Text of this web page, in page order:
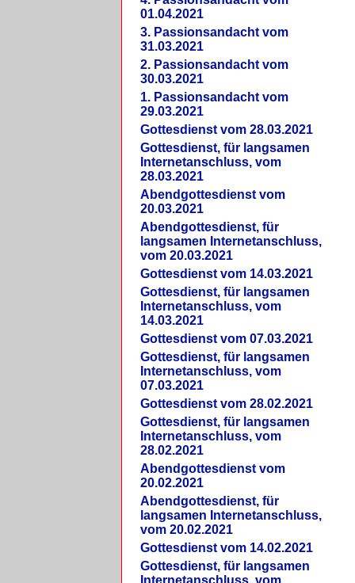
01.04.2021
3. Passionsandacht vom
31.03.2021
2. Passionsandacht vom
30.03.2021
1. Passionsandacht vom
29.03.2021
Gottesdienst vom 28.03.2021
Gottesdienst, für langsamen
Internetanschluss, vom
28.03.2021
Abendgottesdienst vom
20.03.2021
Abendgottesdienst, für
langsamen Internetanschluss,
vom 20.03.2021
Gottesdienst vom 14.03.2021
Gottesdienst, für langsamen
Internetanschluss, vom
14.03.2021
Gottesdienst vom 07.03.2021
Gottesdienst, für langsamen
Internetanschluss, vom
07.03.2021
Gottesdienst vom 28.02.2021
Gottesdienst, für langsamen
Internetanschluss, vom
28.02.2021
Abendgottesdienst vom
20.02.2021
Abendgottesdienst, für
langsamen Internetanschluss,
vom 20.02.2021
Gottesdienst vom 14.02.2021
Gottesdienst, für langsamen